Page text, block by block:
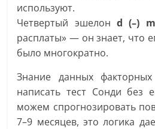
используют.
Четвертый эшелонd (–)
расплаты» — он знает, что
было многократно.
Знание данных
написать тест Сонди без
можем спрогнозировать
7–9 месяцев, это логика